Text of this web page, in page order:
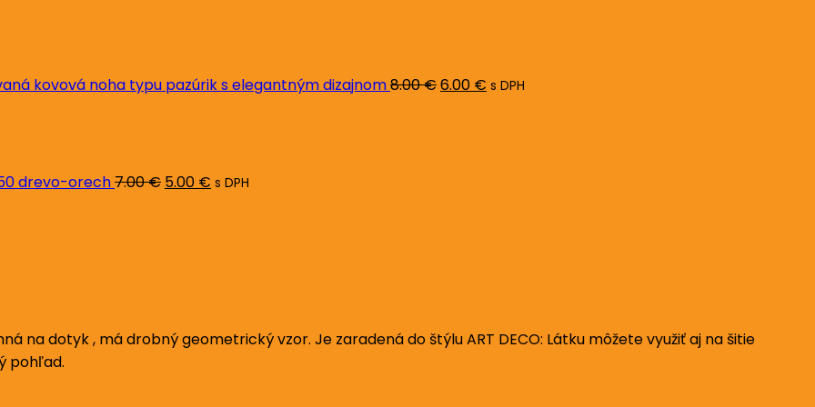
kovová noha typu pazúrik s elegantným dizajnom8.00€8.00 €.
6.00 € 6.00 €.
s DPH
drevo-orech7.00€ 7.00 €.
5.00 € 5.00 €.
s DPH
na dotyk , má drobný geometrický vzor. Je zaradená do štýlu ART DECO: Látku môžete využiť aj na šitie
pohľad.